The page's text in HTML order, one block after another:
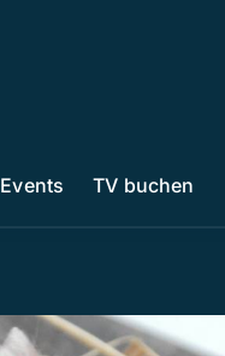
Events TV buchen